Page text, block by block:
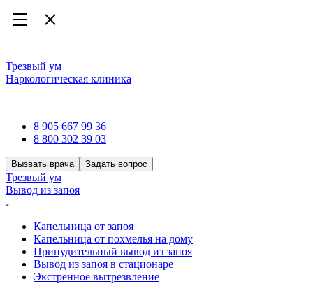
Трезвый ум
Наркологическая клиника
8 905 667 99 36
8 800 302 39 03
Вызвать врача Задать вопрос
Трезвый ум
Вывод из запоя
Капельница от запоя
Капельница от похмелья на дому
Принудительный вывод из запоя
Вывод из запоя в стационаре
Экстренное вытрезвление